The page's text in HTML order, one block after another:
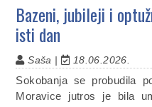
Bazeni, jubileji i
isti dan
Saša | 18.06.2026.
Sokobanja se probudila
Moravice jutros je bila